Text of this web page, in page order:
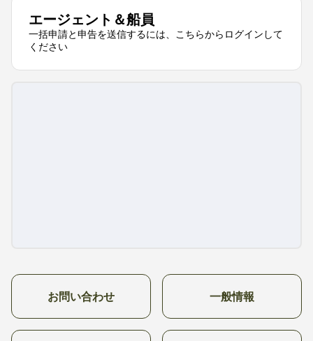
エージェント＆船員
一括申請と申告を送信するには、こちらからログインして
ください
お問い合わせ 一般情報